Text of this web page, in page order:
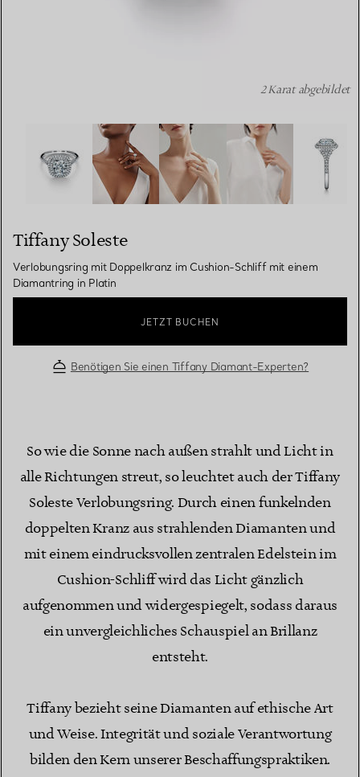
Tiffany Soleste: Verlobungsring mit Doppelkranz im
2 Karat abgebildet
Tiffany Soleste
Verlobungsring mit Doppelkranz im Cushion-Schliff mit einem
Diamantring in Platin
JETZT BUCHEN
Benötigen Sie einen Tiffany Diamant-Experten?
So wie die Sonne nach außen strahlt und Licht in
alle Richtungen streut, so leuchtet auch der Tiffany
Soleste Verlobungsring. Durch einen funkelnden
doppelten Kranz aus strahlenden Diamanten und
mit einem eindrucksvollen zentralen Edelstein im
Cushion-Schliff wird das Licht gänzlich
aufgenommen und widergespiegelt, sodass daraus
ein unvergleichliches Schauspiel an Brillanz
entsteht.
Tiffany bezieht seine Diamanten auf ethische Art
und Weise. Integrität und soziale Verantwortung
bilden den Kern unserer Beschaffungspraktiken.